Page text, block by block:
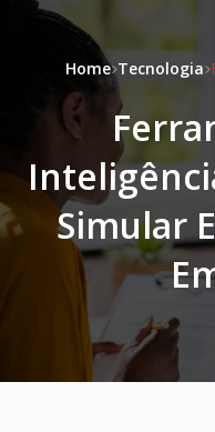
Home Tecnologia
Simular